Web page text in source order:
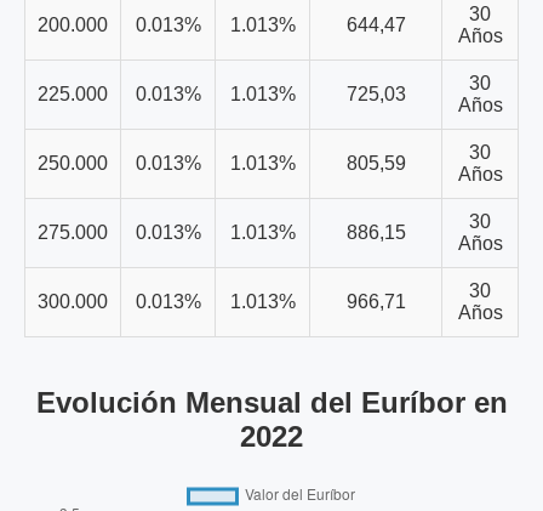
200.000 0.013% 1.013% 644,47
30
Años
225.000 0.013% 1.013% 725,03
30
Años
250.000 0.013% 1.013% 805,59
30
Años
275.000 0.013% 1.013% 886,15
30
Años
300.000 0.013% 1.013% 966,71
30
Años
Evolución Mensual del Euríbor en
2022